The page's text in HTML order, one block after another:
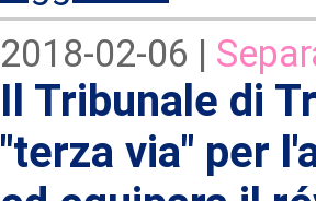
2018-02-06 |
Il Tribunale di
"terza via" per